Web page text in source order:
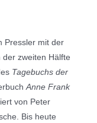
Pressler mit der
zweiten Hälfte
Tagebuchs der
Anne Frank
von Peter
Bis heute